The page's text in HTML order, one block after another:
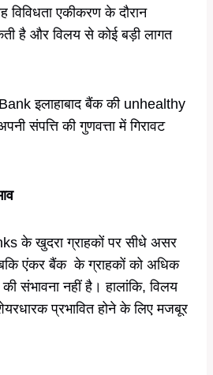
विविधता एकीकरण के दौरान
है और विलय से कोई बड़ी लागत
इलाहाबाद बैंक की unhealthy
संपत्ति की गुणवत्ता में गिरावट
के खुदरा ग्राहकों पर सीधे असर
एंकर बैंक के ग्राहकों को अधिक
संभावना नहीं है। हालांकि, विलय
प्रभावित होने के लिए मजबूर